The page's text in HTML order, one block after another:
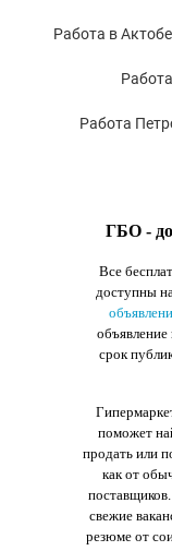
ГБО -
Все
доступны
срок
поможет
продать или
как от
свежие
резюме от
Работа в Актобе
Работа